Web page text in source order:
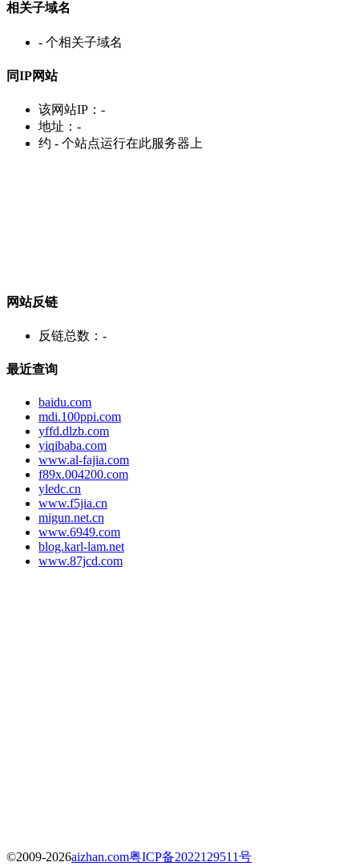
相关子域名
- 个相关子域名
同IP网站
该网站IP： -
地址： -
约 - 个站点运行在此服务器上
网站反链
反链总数： -
最近查询
baidu.com
mdi.100ppi.com
yffd.dlzb.com
yiqibaba.com
www.al-fajia.com
f89x.004200.com
yledc.cn
www.f5jia.cn
migun.net.cn
www.6949.com
blog.karl-lam.net
www.87jcd.com
©2009-2026aizhan.com粤ICP备2022129511号